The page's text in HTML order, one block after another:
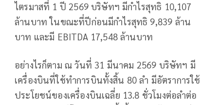
ไตรมาสที่ 1 ปี 2569 บริษัทฯ มีกำไรสุทธิ 10,107
ล้านบาท ในขณะที่ปีก่อนมีกำไรสุทธิ 9,839 ล้าน
บาท และมี EBITDA 17,548 ล้านบาท
อย่างไรก็ตาม ณ วันที่ 31 มีนาคม 2569 บริษัทฯ มี
เครื่องบินที่ใช้ทำการบินทั้งสิ้น 80 ลำ มีอัตราการใช้
ประโยชน์ของเครื่องบินเฉลี่ย 13.8 ชั่วโมงต่อลำต่อ